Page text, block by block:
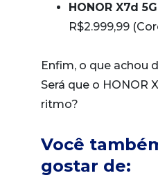
HONOR X7d
R$2.999,99
Enfim, o que achou
Será que o HONOR
ritmo?
Você
gostar de: